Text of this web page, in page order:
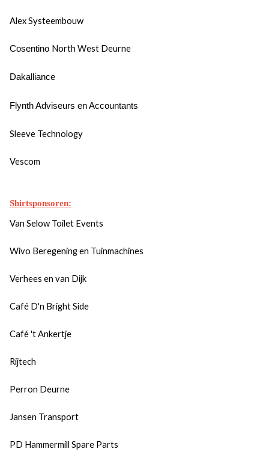
Alex Systeembouw
Cosentino North West Deurne
Dakalliance
Flynth Adviseurs en Accountants
Sleeve Technology
Vescom
Shirtsponsoren:
Van Selow Toilet Events
Wivo Beregening en Tuinmachines
Verhees en van Dijk
Café D'n Bright Side
Café 't Ankertje
Rijtech
Perron Deurne
Jansen Transport
PD Hammermill Spare Parts